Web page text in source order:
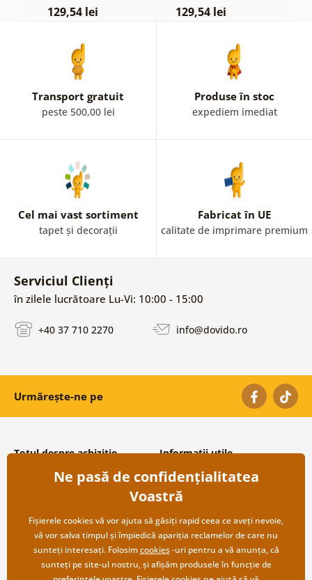
129,54 lei 129,54 lei
Transport gratuit
peste 500,00 lei
Produse în stoc
expediem imediat
Cel mai vast sortiment
tapet și decorații
Fabricat în UE
calitate de imprimare premium
Serviciul Clienți
în zilele lucrătoare Lu-Vi: 10:00 - 15:00
+40 37 710 2270 info@dovido.ro
Urmărește-ne pe
Totul despre achiziție
Condiții și termeni generali
Protecția datelor personale
Transport și modalități de plată
Returnare
Informații utile
Despre noi
Întrebări frecvente
Contacte
Cooperare angro
Ne pasă de confidențialitatea
Voastră
Fișierele cookies vă vor ajuta să găsiți rapid ceea ce aveți nevoie,
vă vor salva timpul și împiedică apariția reclamelor de care nu
sunteți interesați. Folosimcookies-uri pentru a vă anunța, că
sunteți pe site-ul nostru, și afișăm produsele în funcție de